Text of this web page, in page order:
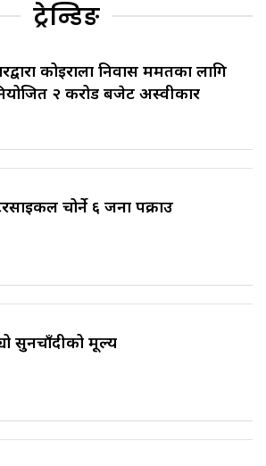
ट्रेन्डिङ
कोइराला निवास मर्मतका लागि
२ करोड बजेट अस्वीकार
चोर्ने ६ जना पक्राउ
सुनचाँदीको मूल्य